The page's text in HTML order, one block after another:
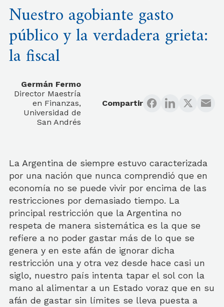
Nuestro agobiante gasto
público y la verdadera grieta:
la fiscal
Germán Fermo
Director Maestría
en Finanzas,
Universidad de
San Andrés
Compartir
La Argentina de siempre estuvo caracterizada
por una nación que nunca comprendió que en
economía no se puede vivir por encima de las
restricciones por demasiado tiempo. La
principal restricción que la Argentina no
respeta de manera sistemática es la que se
refiere a no poder gastar más de lo que se
genera y en este afán de ignorar dicha
restricción una y otra vez desde hace casi un
siglo, nuestro país intenta tapar el sol con la
mano al alimentar a un Estado voraz que en su
afán de gastar sin límites se lleva puesta a